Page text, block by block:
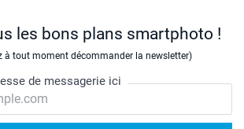
les bons plans smartphoto !
à tout moment décommander la newsletter)
de messagerie ici